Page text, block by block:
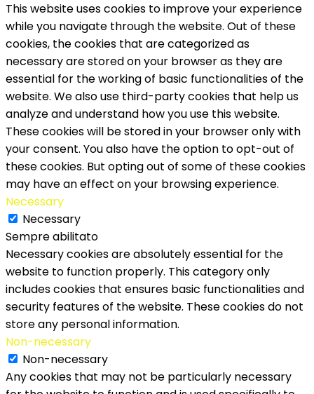
This website uses cookies to improve your experience
while you navigate through the website. Out of these
cookies, the cookies that are categorized as
necessary are stored on your browser as they are
essential for the working of basic functionalities of the
website. We also use third-party cookies that help us
analyze and understand how you use this website.
These cookies will be stored in your browser only with
your consent. You also have the option to opt-out of
these cookies. But opting out of some of these cookies
may have an effect on your browsing experience.
Necessary
Necessary
Sempre abilitato
Necessary cookies are absolutely essential for the
website to function properly. This category only
includes cookies that ensures basic functionalities and
security features of the website. These cookies do not
store any personal information.
Non-necessary
Non-necessary
Any cookies that may not be particularly necessary